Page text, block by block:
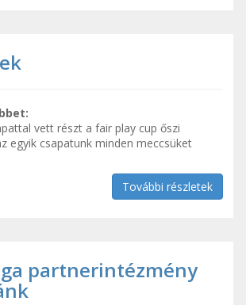
vett részt a fair play cup őszi
egyik csapatunk minden meccsüket
További részletek
partnerintézmény